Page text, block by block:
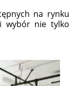
na rynku
wybór nie tylko